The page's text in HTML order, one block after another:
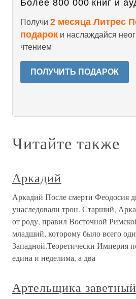
Более 800 000 книг и
Получи 2 месяца Литрес
подарок и наслаждайся
чтением
ПОЛУЧИТЬ ПОДАРОК
Читайте также
Аркадий
Аркадий После смерти Феодосия
унаследовали трон. Старший,
от роду, правил Восточной
младший, которому было всего
Западной.Теоретически Империя
едина и неделима, а два
Артельщика